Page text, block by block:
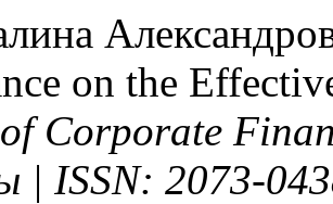
on the
Corporate
| ISSN: 2073-